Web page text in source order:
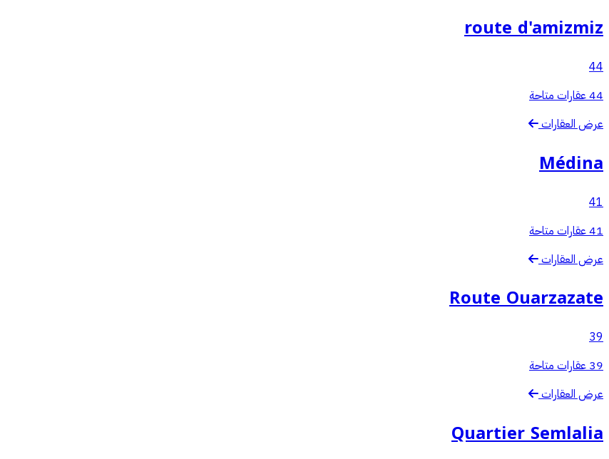
route d'amizmiz
44
44 عقارات متاحة
عرض العقارات
Médina
41
41 عقارات متاحة
عرض العقارات
Route Ouarzazate
39
39 عقارات متاحة
عرض العقارات
Quartier Semlalia